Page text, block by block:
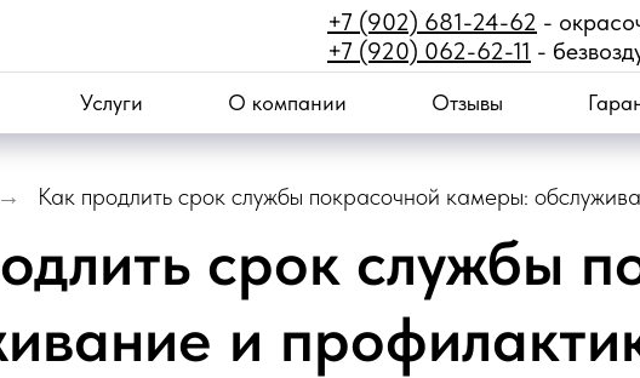
+7 (902) 681-24-62 -
+7 (920) 062-62-11 -
Услуги О компании Отзывы
→ Как продлить срок службы покрасочной камеры:
срок службы
и